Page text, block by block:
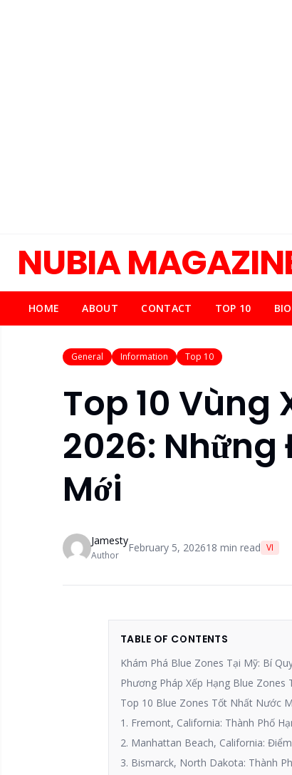
NUBIA
HOME ABOUT CONTACT TOP 10
General Information Top 10
Top 10 Vùng
2026: Những
Mới
Jamesty
Author
February 5, 202618 min read VI
TABLE OF CONTENTS
Khám Phá Blue Zones Tại Mỹ: Bí
Phương Pháp Xếp Hạng Blue
Top 10 Blue Zones Tốt Nhất Nước
1. Fremont, California: Thành Phố
2. Manhattan Beach, California:
3. Bismarck, North Dakota: Thành